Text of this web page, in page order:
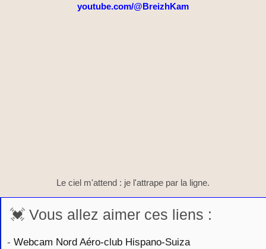
youtube.com/@BreizhKam
Le ciel m'attend : je l'attrape par la ligne.
💓 Vous allez aimer ces liens :
- Webcam Nord Aéro-club Hispano-Suiza